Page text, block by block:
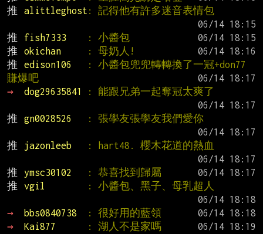
推
alittleghost : 記得他有許多迷音表情包
推
fish7333 : 小醬包
推
okichan : 母奶人!
推
edison106
: 小醬包兜兜轉轉換了一冠+don77
賺爆吧
→
dog29635841
: 能跟兄弟一起奪冠太爽了
推
gn0028526
: 張學友張學友我們愛你
推
jazonleeb
: hart48. 櫻木花道的熱血
推
ymsc30102 : 恭喜找到歸屬
推
vgil
: 小醬包、黑子、母乳超人
→
bbs0840738 : 很好用的藍領
→
Kai877 : 湖人不是家嗎